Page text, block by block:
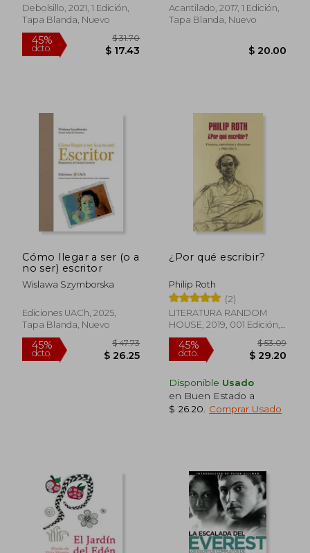
45%
dcto.
45%
dcto. $ 20.32
45%
dcto.
Debolsillo, 2021, 1 Edición,
Tapa Blanda, Nuevo
Acantilado, 2017, 1 Edición,
Tapa Blanda, Nuevo
Cómo llegar a ser (o a
no ser) escritor
Wislawa Szymborska
Ediciones UACh, 2025,
Tapa Blanda, Nuevo
¿Por qué escribir?
Philip Roth
(2)
LITERATURA RANDOM
HOUSE, 2019, 001 Edición,
Tapa Blanda, Nuevo
Disponible Usado
en Buen Estado a
$ 26.20
Comprar Usado